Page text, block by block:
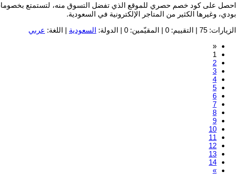
احصل على كود خصم حصري للموقع الذي تفضل التسوق منه، لتستمتع بخصومات
بودي، وغيرها الكثير من المتاجر الإلكترونية في السعودية.
الزيارات: 75 | التقييم: 0 | المقيّمين: 0 | الدولة:
السعودية | اللغة: عربي
«
1
2
3
4
5
6
7
8
9
10
11
12
13
14
»